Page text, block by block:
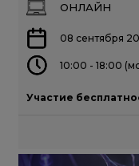
ОНЛАЙН
08 сентября
10:00 - 18:00
Участие